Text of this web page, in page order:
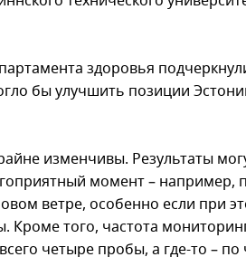
здоровья
бы улучшить позиции
изменчивы. Результаты
момент – например,
ветре, особенно если при
Кроме того, частота
четыре пробы, а где-то –